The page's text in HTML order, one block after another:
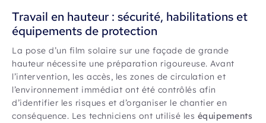
Travail en hauteur : sécurité, habilitations et
équipements de protection
La pose d’un film solaire sur une façade de grande
hauteur nécessite une préparation rigoureuse. Avant
l’intervention, les accès, les zones de circulation et
l’environnement immédiat ont été contrôlés afin
d’identifier les risques et d’organiser le chantier en
conséquence. Les techniciens ont utilisé les équipements